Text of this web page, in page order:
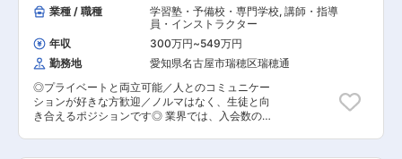
す。高校時代に河合塾マナビスに通っていた大学
生が多数。そのマネジメントや教育を担当しま
す。 ■特徴・魅力： ・受験に合格させることは
もちろん、生徒ひとりひとりに寄り添ったサポー
トをすることで、子供たちの夢や人生に携われる
仕事です。 ・シフト次第では土日休みも可能！残
業時間も繁忙期(3月、8月、12月)を除き、月平均
10時間以下かつ週休2日制です。プライベートも
（校舎長）をサポートするアドバイザーからスタ
ロジェクト 業界・技術領域ともに幅があり、一貫
したシステム構築経験を積むことができます。 ＜
案件先について＞ 案件先は基本的に名古屋市内。
長年取引のあるSIerが中心のため、現場環境や関
係性も安定しています。 必ず複数名でのチーム常
駐となるため、相談しやすく安心して業務に取り
組めます。 ■キャリアパス： エンジニアとして
のキャリアは、 ・マネジメント志向 ・技術エキ
スパート志向 いずれも選択可能。本人の志向を尊
重し、定期的な面談を通じてキャリア形成を支援
業種 / 職種
学習塾・予備校・専門学校, 講師・指導
員・インストラクター
年収
300万円~549万円
勤務地
愛知県名古屋市瑞穂区瑞穂通
◎プライベートと両立可能／人とのコミュニケー
ションが好きな方歓迎／ノルマはなく、生徒と向
き合えるポジションです◎ 業界では、入会数の目